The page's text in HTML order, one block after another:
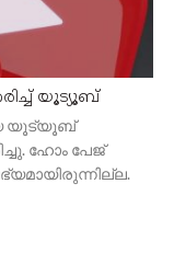
യൂട്യൂബ്
യൂട്യൂബ്
ഹോം പേജ്